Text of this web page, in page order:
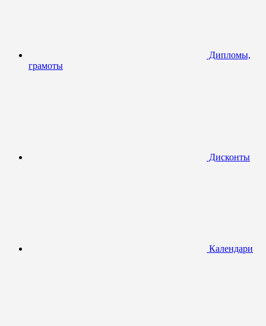
Дипломы,
грамоты
Дисконты
Календари